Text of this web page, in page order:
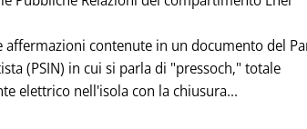
affermazioni contenute in un documento del
(PSIN) in cui si parla di "pressoch‚" totale
elettrico nell'isola con la chiusura... Leggi